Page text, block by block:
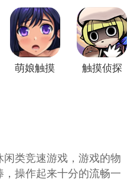
萌娘触摸
触摸侦探
类竞速游戏，游戏的物
操作起来十分的流畅一